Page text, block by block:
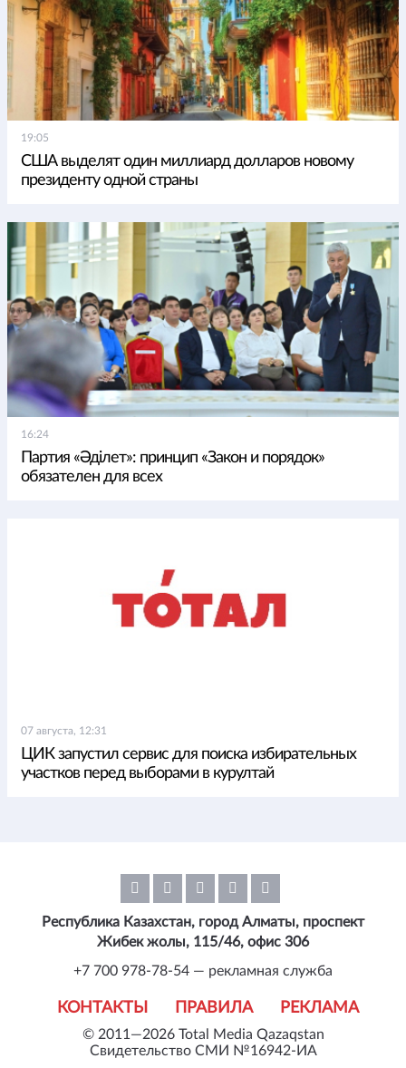
19:05
США выделят один миллиард долларов новому
президенту одной страны
16:24
Партия «Әділет»: принцип «Закон и порядок»
обязателен для всех
07 августа, 12:31
ЦИК запустил сервис для поиска избирательных
участков перед выборами в курултай
© 2011—2026 Total Media Qazaqstan
Свидетельство СМИ №16942-ИА
КОНТАКТЫ ПРАВИЛА РЕКЛАМА
Республика Казахстан, город Алматы, проспект
Жибек жолы, 115/46, офис 306
+7 700 978-78-54 — рекламная служба